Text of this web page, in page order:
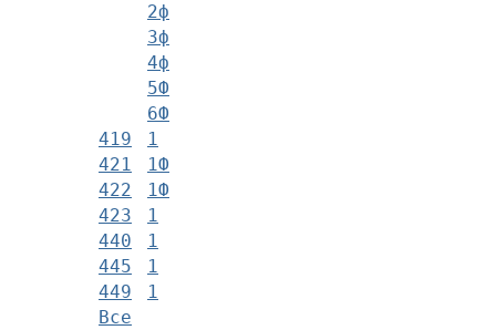
2ф
3ф
4ф
5Ф
6Ф
419
1
421
1Ф
422
1Ф
423
1
440
1
445
1
449
1
Все